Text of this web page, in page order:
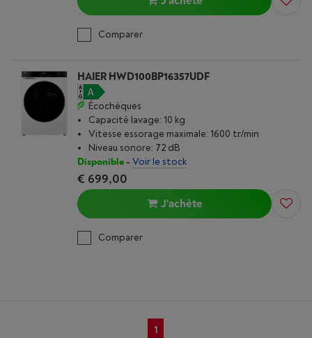
Comparer
HAIER HWD100BP16357UDF
Écochèques
Capacité lavage: 10 kg
Vitesse essorage maximale: 1600 tr/min
Niveau sonore: 72 dB
Disponible- Voir le stock
€ 699,00
J'achète
Comparer
1